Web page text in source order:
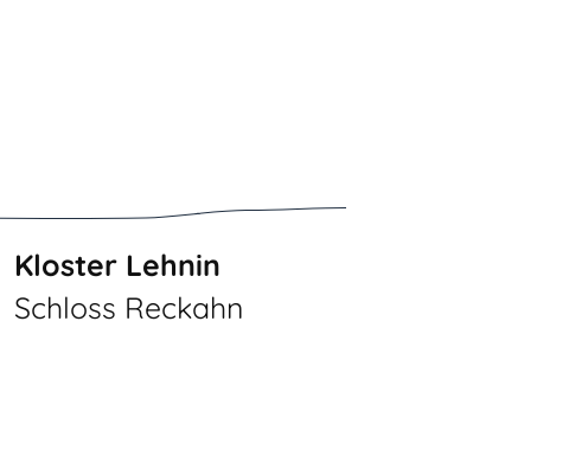
Kloster Lehnin
Schloss Reckahn